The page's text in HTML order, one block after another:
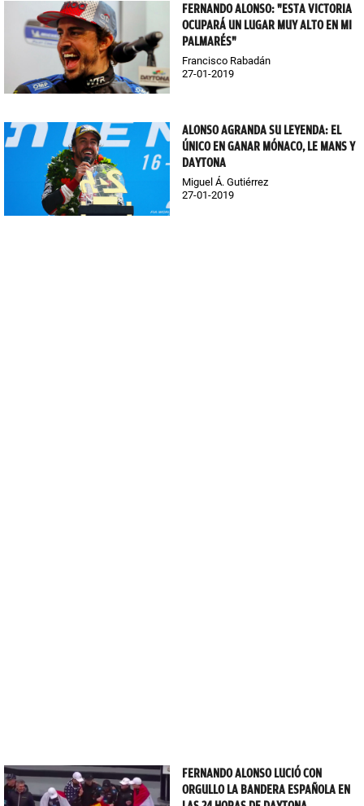
FERNANDO ALONSO: "ESTA VICTORIA
OCUPARÁ UN LUGAR MUY ALTO EN MI
PALMARÉS"
Francisco Rabadán
27-01-2019
ALONSO AGRANDA SU LEYENDA: EL
ÚNICO EN GANAR MÓNACO, LE MANS Y
DAYTONA
Miguel Á. Gutiérrez
27-01-2019
FERNANDO ALONSO LUCIÓ CON
ORGULLO LA BANDERA ESPAÑOLA EN